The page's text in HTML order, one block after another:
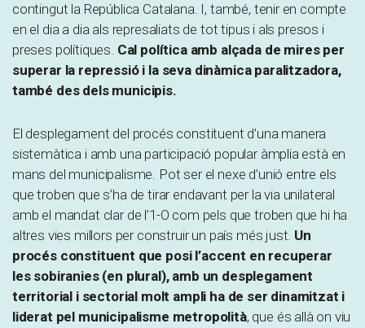
contingut la República Catalana. I, també, tenir en compte
en el dia a dia als represaliats de tot tipus i als presos i
preses polítiques. Cal política amb alçada de mires per
superar la repressió i la seva dinàmica paralitzadora,
també des dels municipis.
El desplegament del procés constituent d’una manera
sistemàtica i amb una participació popular àmplia està en
mans del municipalisme. Pot ser el nexe d’unió entre els
que troben que s’ha de tirar endavant per la via unilateral
amb el mandat clar de l’1-O com pels que troben que hi ha
altres vies millors per construir un país més just. Un
procés constituent que posi l’accent en recuperar
les sobiranies (en plural), amb un desplegament
territorial i sectorial molt ampli ha de ser dinamitzat i
liderat pel municipalisme metropolità, que és allà on viu